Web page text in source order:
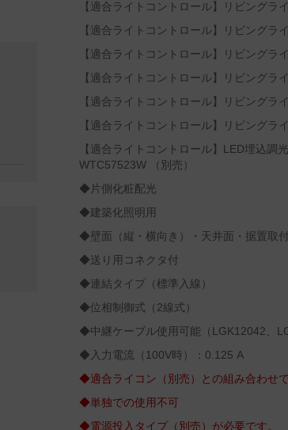
【適合ライトコントロール】リビングラ
【適合ライトコントロール】リビングラ
【適合ライトコントロール】リビングラ
【適合ライトコントロール】リビングラ
【適合ライトコントロール】リビングラ
【適合ライトコントロール】リビングラ
【適合ライトコントロール】LED埋込調
WTC57523W （別売）
◆片側化粧配光
◆建築化照明用
◆壁面（縦・横向き）・天井面・据置取付
◆送り用コネクタ付
◆連結タイプ（標準入線）
◆位相制御式（2線式）
◆中継ケーブル使用可能（LGK12042、
◆入力電流（100V時）：0.125 A
◆適合ライコン（別売）との組み合わせ
◆単独での使用不可
◆電源投入タイプ（別売）が必要です。